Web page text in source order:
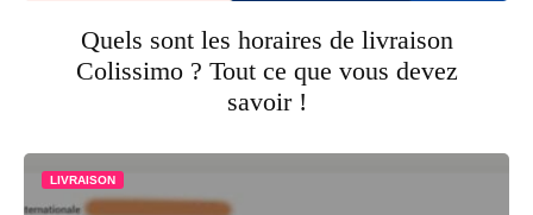
Quels sont les horaires de livraison
Colissimo ? Tout ce que vous devez
savoir !
LIVRAISON